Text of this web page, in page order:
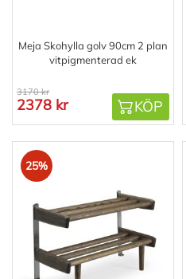
Meja Skohylla golv 90cm 2 plan
vitpigmenterad ek
3170 kr
2378 kr KÖP
25%